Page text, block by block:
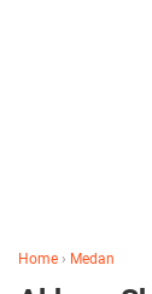
Home › Medan